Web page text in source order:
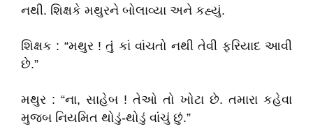
નથી. શિક્ષકે મથુરને બોલાવ્યા અને કહ્યું.
શિક્ષક : “મથુર ! તું કાં વાંચતો નથી તેવી ફરિયાદ આવી
છે.”
મથુર : “ના, સાહેબ ! તેઓ તો ખોટા છે. તમારા કહેવા
મુજબ નિયમિત થોડું-થોડું વાંચું છું.”